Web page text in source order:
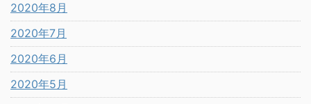
2020年8月
2020年7月
2020年6月
2020年5月